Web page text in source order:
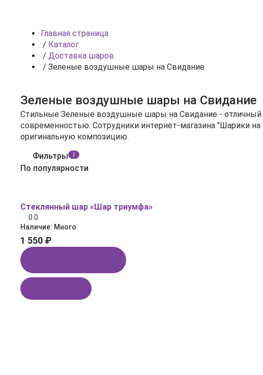
Главная страница
/ Каталог
/ Доставка шаров
/ Зеленые воздушные шары на Свидание
Зеленые воздушные шары на Свидание
Стильные Зеленые воздушные шары на Свидание - отличный вариант для подарка
современностью. Сотрудники интернет-магазина "Шарики
оригинальную композицию.
Фильтры
2
По популярности
Стеклянный шар «Шар триумфа»
0.0
Наличие: Много
1 550 ₽